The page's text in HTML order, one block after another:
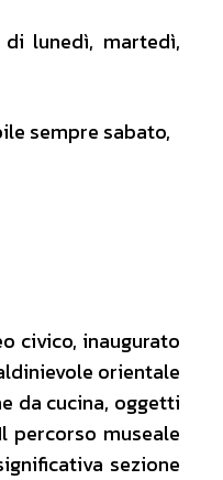
lunedì, martedì,
sempre sabato,
civico, inaugurato
orientale
da cucina, oggetti
percorso museale
sezione